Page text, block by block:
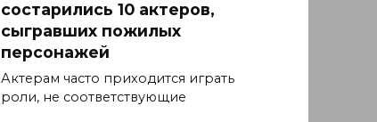
состарились 10 актеров,
сыгравших пожилых
персонажей
Актерам часто приходится играть
роли, не соответствующие